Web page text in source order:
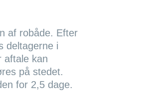
af robåde. Efter
deltagerne i
aftale kan
på stedet.
for 2,5 dage.